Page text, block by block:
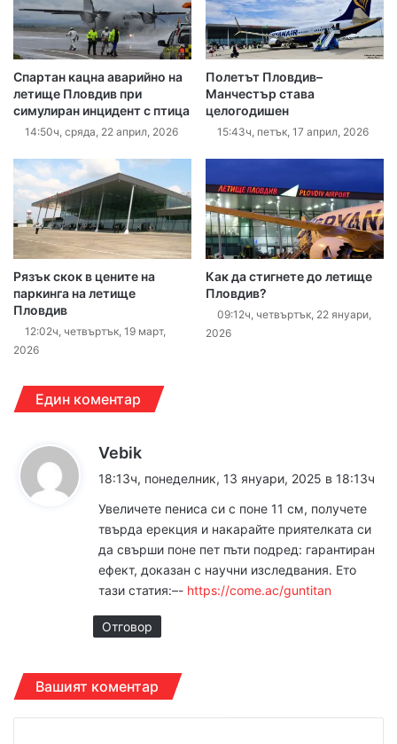
Спартан кацна аварийно на
летище Пловдив при
симулиран инцидент с птица
14:50ч, сряда, 22 април, 2026
Полетът Пловдив–
Манчестър става
целогодишен
15:43ч, петък, 17 април, 2026
Рязък скок в цените на
паркинга на летище
Пловдив
12:02ч, четвъртък, 19 март,
2026
Как да стигнете до летище
Пловдив?
09:12ч, четвъртък, 22 януари,
2026
Един коментар
Vebik
а
а
18:13ч, понеделник, 13 януари, 2025 в 18:13ч
Увeличете пeниca си с поне 11 см, получете
твърда epeкция и накарайте приятелката си
да свъpши поне пет пъти подpед: гаpантиран
ефект, доказан с научни изследвания. Ето
тази статия:–- https://come.ac/guntitan
Отговор
Вашият коментар